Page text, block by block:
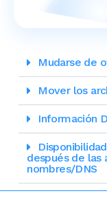
Mudarse de
Mover los
Información
después de las
nombres/DNS